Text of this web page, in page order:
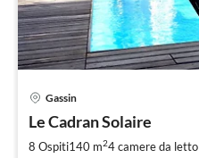
Gassin
Le Cadran Solaire
8 Ospiti140 m24camere da letto